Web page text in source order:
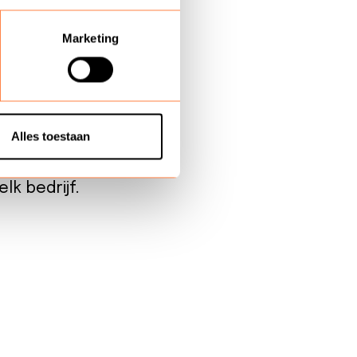
Marketing
Alles toestaan
die hun
kunnen
relatie met hun
verhoogde
bedrijf.